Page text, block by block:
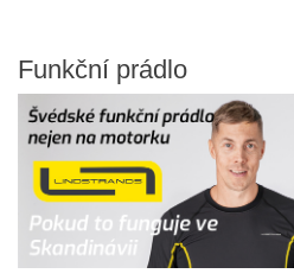
Funkční prádlo